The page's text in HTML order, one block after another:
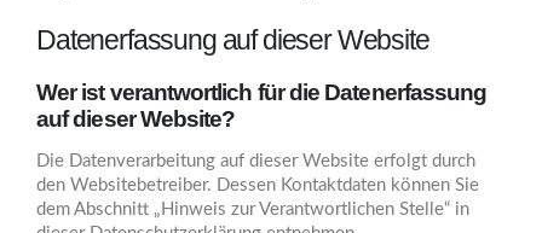
Datenerfassung auf dieser Website
Wer ist verantwortlich für die Datenerfassung
auf dieser Website?
Die Datenverarbeitung auf dieser Website erfolgt durch
den Websitebetreiber. Dessen Kontaktdaten können Sie
dem Abschnitt „Hinweis zur Verantwortlichen Stelle“ in